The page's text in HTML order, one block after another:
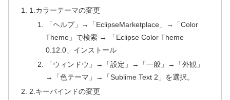
1.カラーテーマの変更
「ヘルプ」→「EclipseMarketplace」→「Color
Theme」で検索 → 「Eclipse Color Theme
0.12.0」インストール
「ウィンドウ」→「設定」→「一般」→「外観」
→「色テーマ」→「Sublime Text 2」を選択。
2.キーバインドの変更